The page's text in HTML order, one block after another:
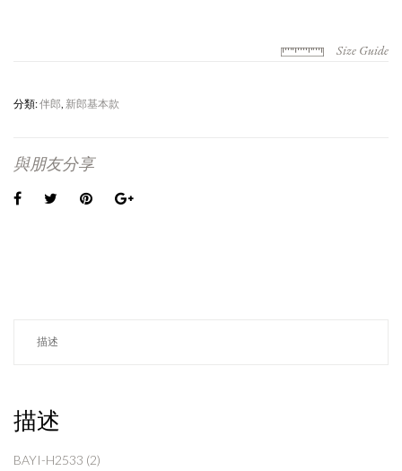
Size Guide
分類:伴郎 新郎基本款
與朋友分享
描述
描述
BAYI-H2533 (2)